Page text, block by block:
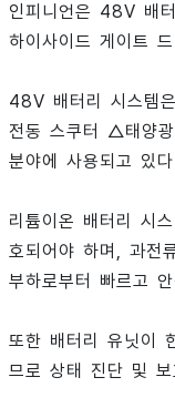
인피니언은 48V 배
하이사이드 게이트
48V 배터리 시스템
전동 스쿠터 △태양
분야에 사용되고 있
리튬이온 배터리 시
호되어야 하며, 과전
부하로부터 빠르고
또한 배터리 유닛이
므로 상태 진단 및